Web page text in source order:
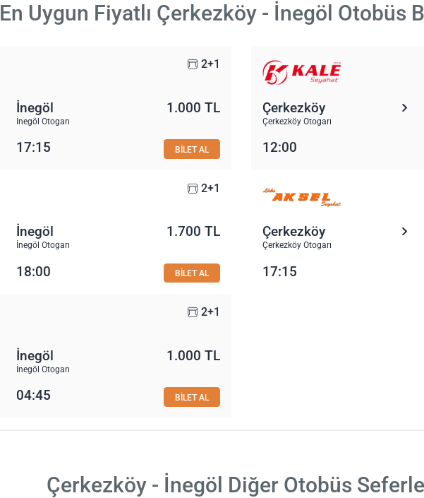
En Uygun Fiyatlı Çerkezköy - İnegöl Otobüs
2+1
İnegöl
İnegöl Otogarı
1.000 TL
17:15 BİLET AL
Çerkezköy
Çerkezköy Otogarı
12:00
2+1
İnegöl
İnegöl Otogarı
1.700 TL
18:00 BİLET AL
Çerkezköy
Çerkezköy Otogarı
17:15
2+1
İnegöl
İnegöl Otogarı
1.000 TL
04:45 BİLET AL
Çerkezköy - İnegöl Diğer Otobüs